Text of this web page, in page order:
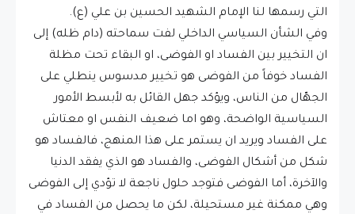
التي رسمها لنا الإمام الشهيد الحسين بن علي (ع).
وفي الشأن السياسي الداخلي لفت سماحته (دام ظله) إلى
ان التخيير بين الفساد او الفوضى، او البقاء تحت مظلة
الفساد خوفاً من الفوضى هو تخيير مدسوس ينطلي على
الجهّال من الناس، ويؤكد جهل القائل به لأبسط الأمور
السياسية الواضحة، وهو اما ضعيف النفس او معتاش
على الفساد ويريد ان يستمر على هذا المنهج، فالفساد هو
شكل من أشكال الفوضى، والفساد هو الذي يفقد الدنيا
والآخرة، أما الفوضى فتوجد حلول ناجعة لا تؤدي إلى الفوضى
وهي ممكنة غير مستحيلة، لكن ما يحصل من الفساد في